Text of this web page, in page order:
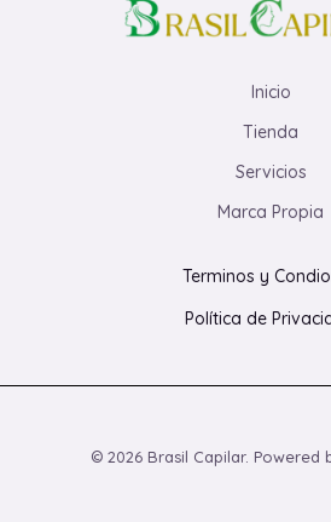
Inicio
Tienda
Servicios
Marca Propia
Terminos y
Política de
© 2026 Brasil Capilar. Powered